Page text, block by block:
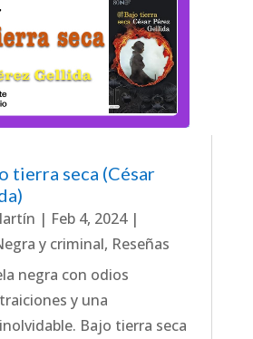
tierra seca (César
| Feb 4, 2024|
y criminal, Reseñas
negra con odios
y una
Bajo tierra seca